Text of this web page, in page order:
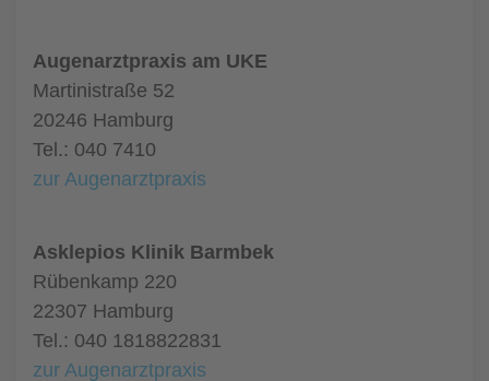
Augenarztpraxis am UKE
Martinistraße 52
20246 Hamburg
Tel.: 040 7410
zur Augenarztpraxis
Asklepios Klinik Barmbek
Rübenkamp 220
22307 Hamburg
Tel.: 040 1818822831
zur Augenarztpraxis